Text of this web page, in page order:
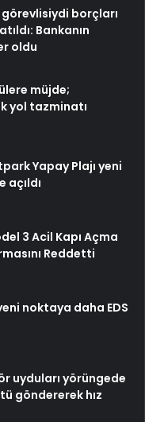
borçları
Bankanın
oldu
müjde;
yol tazminatı
Yapay Plajı yeni
açıldı
3 Acil Kapı Açma
Reddetti
noktaya daha EDS
uyduları yörüngede
göndererek hız